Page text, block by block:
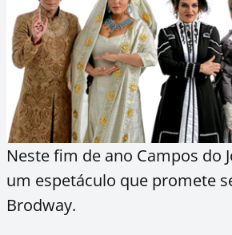
Neste fim de ano Campos do
um espetáculo que promete
Brodway.